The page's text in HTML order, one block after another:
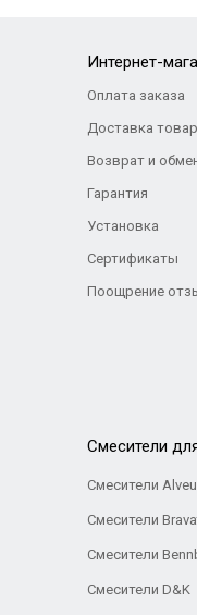
Интернет-
Оплата заказа
Доставка
Возврат и
Гарантия
Установка
Сертификаты
Поощрение
Cмесители
Смесители
Смесители
Смесители
Смесители D&K